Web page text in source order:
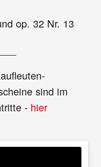
op. 32 Nr. 13
sind im
- hier